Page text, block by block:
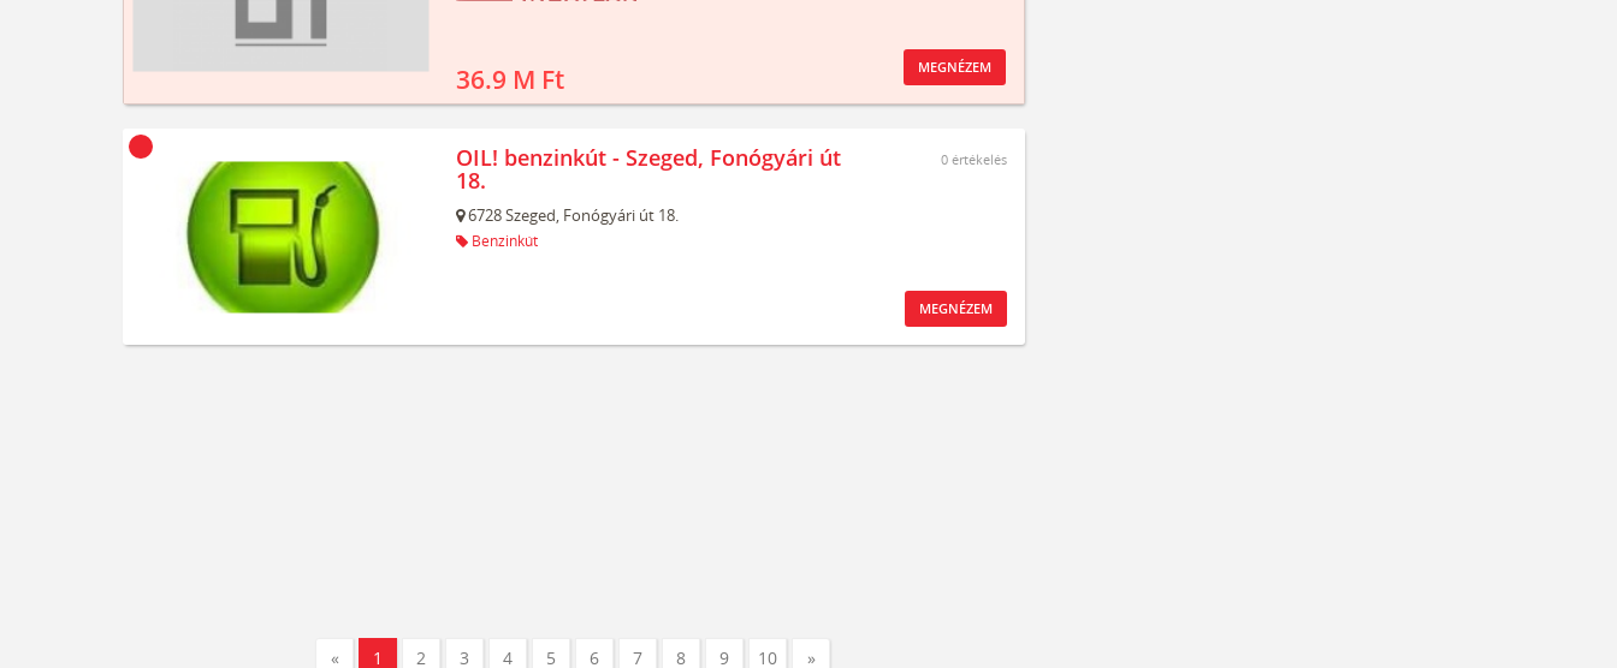
36.9 M Ft MEGNÉZEM
OIL! benzinkút - Szeged, Fonógyári út
18.
6728Szeged, Fonógyári út 18.
Benzinkút
0 értékelés
MEGNÉZEM
« 1 2 3 4 5 6 7 8 9 10 »